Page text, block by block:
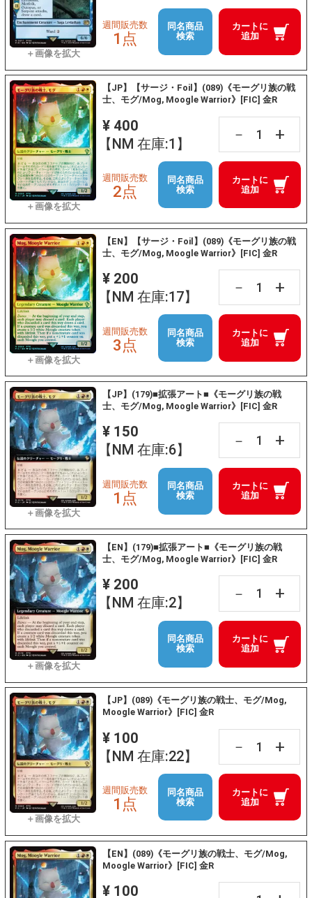
カートに
追加
週間販売数
1点
同名商品
検索
【JP】【サージ・Foil】(089)《モーグリ族の戦
士、モグ/Mog, Moogle Warrior》[FIC] 金R
¥ 400
【NM 在庫:1】
－ +
カートに
追加
週間販売数
2点
同名商品
検索
【EN】【サージ・Foil】(089)《モーグリ族の戦
士、モグ/Mog, Moogle Warrior》[FIC] 金R
¥ 200
【NM 在庫:17】
－ +
カートに
追加
週間販売数
3点
同名商品
検索
【JP】(179)■拡張アート■《モーグリ族の戦
士、モグ/Mog, Moogle Warrior》[FIC] 金R
¥ 150
【NM 在庫:6】
－ +
カートに
追加
週間販売数
1点
同名商品
検索
【EN】(179)■拡張アート■《モーグリ族の戦
士、モグ/Mog, Moogle Warrior》[FIC] 金R
¥ 200
【NM 在庫:2】
－ +
カートに
追加
同名商品
検索
【JP】(089)《モーグリ族の戦士、モグ/Mog,
Moogle Warrior》[FIC] 金R
¥ 100
【NM 在庫:22】
－ +
カートに
追加
週間販売数
1点
同名商品
検索
【EN】(089)《モーグリ族の戦士、モグ/Mog,
Moogle Warrior》[FIC] 金R
¥ 100